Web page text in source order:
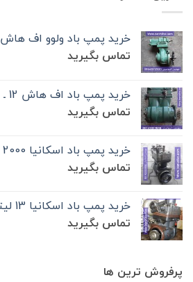
خرید پمپ باد ولوو اف هاش 13 تک‌ پیستون -FH13
تماس بگیرید
خرید پمپ باد اف هاش 12 ـ FH12
تماس بگیرید
خرید پمپ باد اسکانیا 2000
تماس بگیرید
خرید پمپ باد اسکانیا 13 لیتری
تماس بگیرید
پرفروش ترین ها